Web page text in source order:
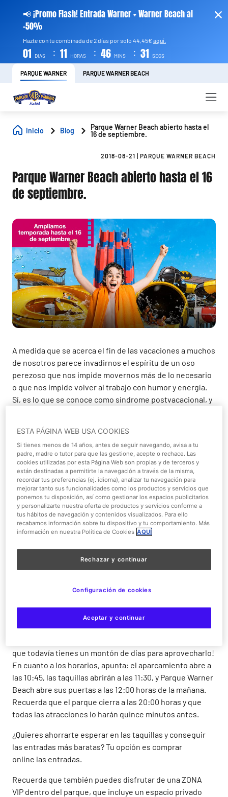
📢 ¡Promo Flash! Entrada Warner + Warner Beach al
-50%
Hazte con tu combinada de 2 días por solo 44,45€ aquí.
01 DIAS : 11 HORAS : 46 MINS : 31 SEGS
PARQUE WARNER PARQUE WARNER BEACH
Inicio Blog
Parque Warner Beach abierto hasta el
16 de septiembre.
2018-08-21 PARQUE WARNER BEACH
Parque Warner Beach abierto hasta el 16
de septiembre.
A medida que se acerca el fin de las vacaciones a muchos
de nosotros parece invadirnos el espíritu de un oso
perezoso que nos impide movernos más de lo necesario
o que nos impide volver al trabajo con humor y energía.
Sí, es lo que se conoce como síndrome postvacacional, y
Desde Parque Warnerte proponemos un plan para que tu
vuelta al trabajo sea ¡de cine!. Hay mil motivos para que
empieces el nuevo curso con alegría y, sobre todo, con
energia, y por esohemos ampliado nuestra temporada
alta hasta el 16 de septiembre en nuestros 2 parques.
¿Has pensado ya cómo remediar este calor de verano?
Si tenéis planeado un tiempo de relax, agua y diversión
días de apertura hasta el 16 de septiembre.
¡Todo el mundo a refrescarse!
Si tienes pensado ir este verano a la parte más
será importante que te informes antes del calendario y
horarios.Hemos ampliado su apertura y el parque
que todavía tienes un montón de días para aprovecharlo!
En cuanto a los horarios, apunta: el aparcamiento abre a
las 10:45, las taquillas abrirán a las 11:30, y Parque Warner
Beach abre sus puertas a las 12:00 horas de la mañana.
Recuerda que el parque cierra a las 20:00 horas y que
todas las atracciones lo harán quince minutos antes.
¿Quieres ahorrarte esperar en las taquillas y conseguir
las entradas más baratas? Tu opción es comprar
online las entradas.
Recuerda que también puedes disfrutar de una ZONA
VIP dentro del parque, que incluye un espacio privado
ESTA PÁGINA WEB USA COOKIES
Si tienes menos de 14 años, antes de seguir navegando, avisa a tu
padre, madre o tutor para que las gestione, acepte o rechace. Las
cookies utilizadas por esta Página Web son propias y de terceros y
están destinadas a permitirte la navegación a través de la misma,
recordar tus preferencias (ej. idioma), analizar tu navegación para
mejorar tanto sus funcionalidades como los productos y servicios que
ponemos tu disposición, así como gestionar los espacios publicitarios
y personalizarte nuestra oferta de productos y servicios conforme a
tus hábitos de navegación y contenidos visualizados. Para ello
recabamos información sobre tu dispositivo y tu comportamiento. Más
información en nuestra Política de Cookies AQUÍ
Rechazar y continuar
Aceptar y continuar
Configuración de cookies